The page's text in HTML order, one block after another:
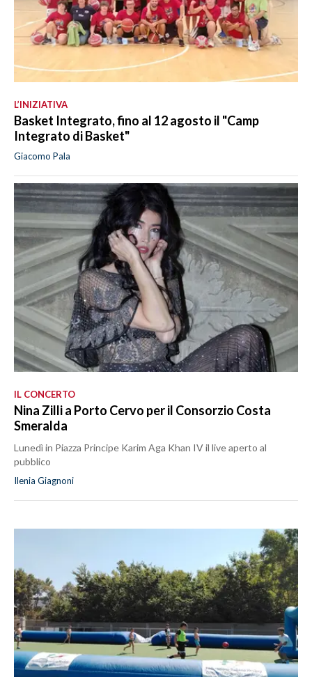
L’INIZIATIVA
Basket Integrato, fino al 12 agosto il "Camp
Integrato di Basket"
Giacomo Pala
IL CONCERTO
Nina Zilli a Porto Cervo per il Consorzio Costa
Smeralda
Lunedì in Piazza Principe Karim Aga Khan IV il live aperto al
pubblico
Ilenia Giagnoni